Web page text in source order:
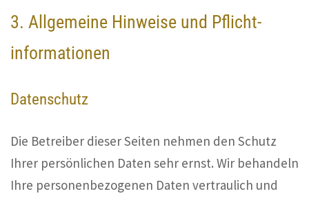
3. Allgemeine Hinweise und Pflicht­
informationen
Datenschutz
Die Betreiber dieser Seiten nehmen den Schutz
Ihrer persönlichen Daten sehr ernst. Wir behandeln
Ihre personenbezogenen Daten vertraulich und